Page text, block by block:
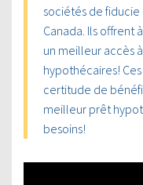
sociétés de fiducie
Canada. Ils offrent
un meilleur accès
hypothécaires!
certitude de
meilleur prêt
besoins!